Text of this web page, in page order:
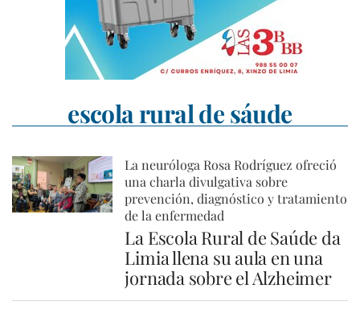
escola rural de sáude
La neuróloga Rosa Rodríguez ofreció
una charla divulgativa sobre
prevención, diagnóstico y tratamiento
de la enfermedad
La Escola Rural de Saúde da
Limia llena su aula en una
jornada sobre el Alzheimer